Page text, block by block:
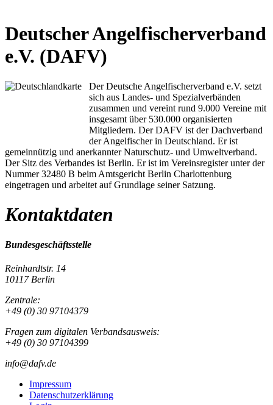
Deutscher Angelfischerverband
e.V. (DAFV)
Der Deutsche Angelfischerverband e.V. setzt
sich aus Landes- und Spezialverbänden
zusammen und vereint rund 9.000 Vereine mit
insgesamt über 530.000 organisierten
Mitgliedern. Der DAFV ist der Dachverband
der Angelfischer in Deutschland. Er ist
gemeinnützig und anerkannter Naturschutz- und Umweltverband.
Der Sitz des Verbandes ist Berlin. Er ist im Vereinsregister unter der
Nummer 32480 B beim Amtsgericht Berlin Charlottenburg
eingetragen und arbeitet auf Grundlage seiner Satzung.
Kontaktdaten
Bundesgeschäftsstelle
Reinhardtstr. 14
10117 Berlin
Zentrale:
+49 (0) 30 97104379
Fragen zum digitalen Verbandsausweis:
+49 (0) 30 97104399
info@dafv.de
Impressum
Datenschutzerklärung